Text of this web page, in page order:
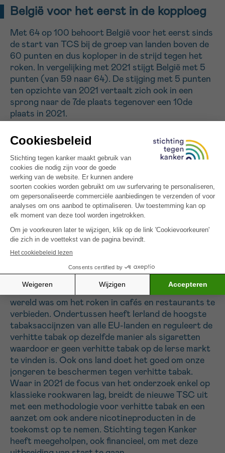
België voor het eerst in de kopploeg
Met 64 op 100 behoort België voor het eerst sinds
de start van TCS bij de groep van landen boven de
60 punten en dus koploper in de strijd tegen het
roken. In vergelijking met 2021 stijgt België met 5
punten (van 59 naar 64). De stijging met 5 punten
ten opzichte van 2021 vertaalt zich ook in een
sprong naar de 7de plaats tegenover een 10de
plaats in 2021.
De vooruitgang is vooral te danken aan hogere
accijnzen en strengere regelgeving rond reclame
en promotie. Zo steeg de prijs van een pakje
sigaretten van een premiummerk van 6,80 euro in
2020 naar 11,50 euro in 2024 (+69%). Daarnaast
werd in 2025 een uitstalverbod voor
tabaksproducten ingevoerd.
rookverbod op horecaterrassen en het afschaffen
Ierland staat met 80 punten op de eerste plaats bij
wereld was om het roken in cafés en restaurants te
verbieden. Ondertussen heeft Ierland de hoogste
tabaksaccijnzen van alle EU-landen en reguleert de
verhitte tabak op dezelfde manier als sigaretten
waardoor er geen verhitte tabak op de Ierse markt
te vinden is. Ook ons land doet het goed om onze
jongeren te beschermen tegen verhitte tabak.
Waar in 2021 de focus van het onderzoek enkel op
klassieke rookwaren lag, breidt de nieuwe TSC uit
met een methodologie voor verhitte tabak en een
aanzet om ook andere nicotineproducten in de
toekomst op te nemen. Stichting tegen Kanker
heeft meegeholpen, ook financieel, om met deze